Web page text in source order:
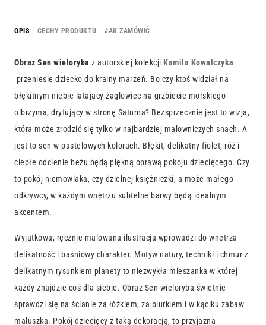
OPIS CECHY PRODUKTU JAK ZAMÓWIĆ
Obraz Sen wieloryba z autorskiej kolekcji Kamila Kowalczyka
przeniesie dziecko do krainy marzeń. Bo czy ktoś widział na
błękitnym niebie latający żaglowiec na grzbiecie morskiego
olbrzyma, dryfujący w stronę Saturna? Bezsprzecznie jest to wizja,
która może zrodzić się tylko w najbardziej malowniczych snach. A
jest to sen w pastelowych kolorach. Błękit, delikatny fiolet, róż i
ciepłe odcienie beżu będą piękną oprawą pokoju dziecięcego. Czy
to pokój niemowlaka, czy dzielnej księżniczki, a może małego
odkrywcy, w każdym wnętrzu subtelne barwy będą idealnym
akcentem.
Wyjątkowa, ręcznie malowana ilustracja wprowadzi do wnętrza
delikatność i baśniowy charakter. Motyw natury, techniki i chmur z
delikatnym rysunkiem planety to niezwykła mieszanka w której
każdy znajdzie coś dla siebie. Obraz Sen wieloryba świetnie
sprawdzi się na ścianie za łóżkiem, za biurkiem i w kąciku zabaw
maluszka. Pokój dziecięcy z taką dekoracją, to przyjazna